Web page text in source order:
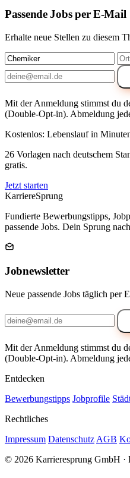
Passende Jobs per E-Mail
Erhalte neue Stellen zu diesem
Mit der Anmeldung stimmst du
(Double-Opt-in). Abmeldung
Kostenlos: Lebenslauf in
26 Vorlagen nach deutschem
gratis.
Jetzt starten
KarriereSprung
Fundierte Bewerbungstipps,
passende Jobs. Dein Sprung
Jobnewsletter
Neue passende Jobs täglich per
Mit der Anmeldung stimmst du
(Double-Opt-in). Abmeldung
Entdecken
Bewerbungstipps Jobprofile
Rechtliches
Impressum Datenschutz AGB
© 2026 Karrieresprung GmbH ·